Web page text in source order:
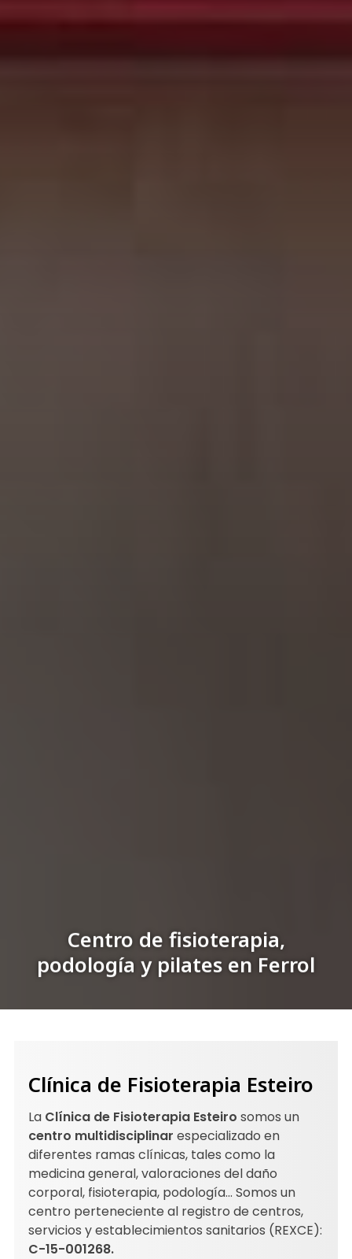
Centro de fisioterapia,
podología y pilates en Ferrol
Clínica de Fisioterapia Esteiro
La Clínica de Fisioterapia Esteiro somos un
centro multidisciplinar especializado en
diferentes ramas clínicas, tales como la
medicina general, valoraciones del daño
corporal, fisioterapia, podología... Somos un
centro perteneciente al registro de centros,
servicios y establecimientos sanitarios (REXCE):
C-15-001268.